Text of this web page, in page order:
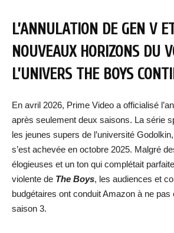
L’ANNULATION DE GEN V
NOUVEAUX HORIZONS DU
L’UNIVERS THE BOYS
En avril 2026, Prime Video a officialisé
après seulement deux saisons. La série
les jeunes supers de l’université
s’est achevée en octobre 2025. Malgré
élogieuses et un ton qui complétait
violente de The Boys, les audiences et
budgétaires ont conduit Amazon à ne
saison 3.